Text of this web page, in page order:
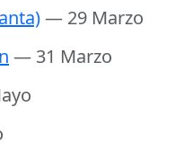
— 29 Marzo
— 31 Marzo